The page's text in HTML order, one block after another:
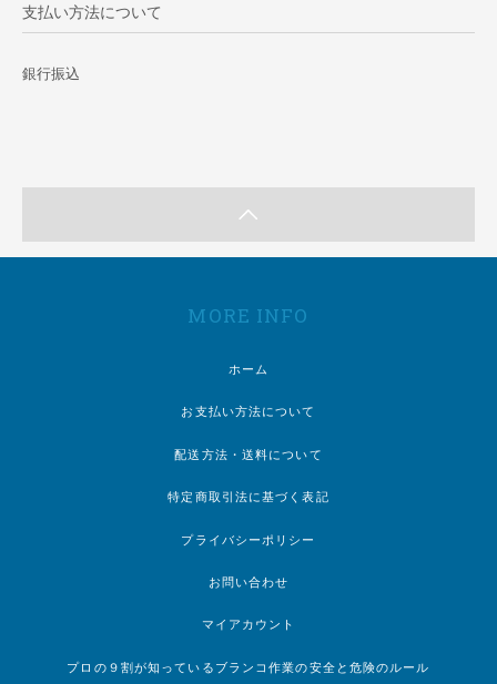
支払い方法について
銀行振込
MORE INFO
ホーム
お支払い方法について
配送方法・送料について
特定商取引法に基づく表記
プライバシーポリシー
お問い合わせ
マイアカウント
プロの９割が知っているブランコ作業の安全と危険のルール